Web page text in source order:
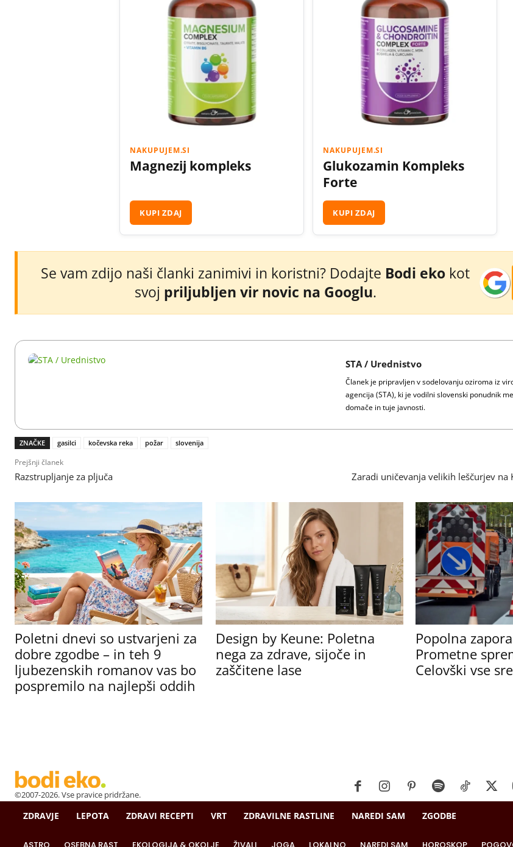
NAKUPUJEM.SI
Magnezij kompleks
KUPI ZDAJ
NAKUPUJEM.SI
Glukozamin Kompleks
Forte
KUPI ZDAJ
Se vam zdijo naši članki zanimivi in koristni? Dodajte Bodi eko kot
svoj priljubljen vir novic na Googlu.
STA / Urednistvo
Članek je pripravljen v sodelovanju oziroma iz
agencija (STA), ki je vodilni slovenski ponudnik
domače in tuje javnosti.
ZNAČKE gasilci kočevska reka požar slovenija
Prejšnji članek
Razstrupljanje za pljuča
Zaradi uničevanja velikih leščurjev na
Poletni dnevi so ustvarjeni za
dobre zgodbe – in teh 9
ljubezenskih romanov vas bo
pospremilo na najlepši oddih
Design by Keune: Poletna
nega za zdrave, sijoče in
zaščitene lase
Popolna
Prometne
Celovški vse
©2007-2026. Vse pravice pridržane.
ZDRAVJE LEPOTA ZDRAVI RECEPTI VRT ZDRAVILNE RASTLINE NAREDI SAM ZGODBE